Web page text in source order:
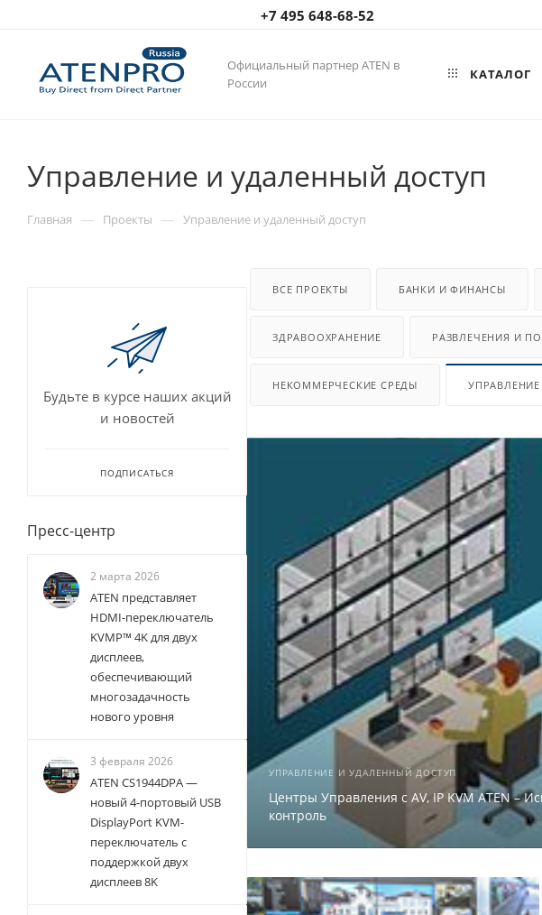
+7 495 648-68-52
Официальный партнер ATEN в
России
КАТАЛОГ
Управление и удаленный доступ
Главная — Проекты — Управление и удаленный доступ
ВСЕ ПРОЕКТЫ БАНКИ И ФИНАНСЫ
ЗДРАВООХРАНЕНИЕ РАЗВЛЕЧЕНИЯ И
НЕКОММЕРЧЕСКИЕ СРЕДЫ
УПРАВЛЕНИЕ И УДАЛЕННЫЙ ДОСТУП
Центры Управления с AV, IP KVM ATEN –
контроль
Будьте в курсе наших акций
и новостей
ПОДПИСАТЬСЯ
Пресс-центр
2 марта 2026
ATEN представляет
HDMI-переключатель
KVMP™ 4K для двух
дисплеев,
обеспечивающий
многозадачность
нового уровня
3 февраля 2026
ATEN CS1944DPA —
новый 4-портовый USB
DisplayPort KVM-
переключатель с
поддержкой двух
дисплеев 8K